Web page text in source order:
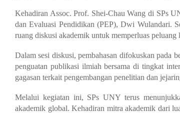
Kehadiran Assoc. Prof. Shei-Chau Wang di SPs
dan Evaluasi Pendidikan (PEP), Dwi Wulandari.
ruang diskusi akademik untuk memperluas
Dalam sesi diskusi, pembahasan difokuskan pada
penguatan publikasi ilmiah bersama di tingkat
gagasan terkait pengembangan penelitian dan
Melalui kegiatan ini, SPs UNY terus
akademik global. Kehadiran mitra akademik dari